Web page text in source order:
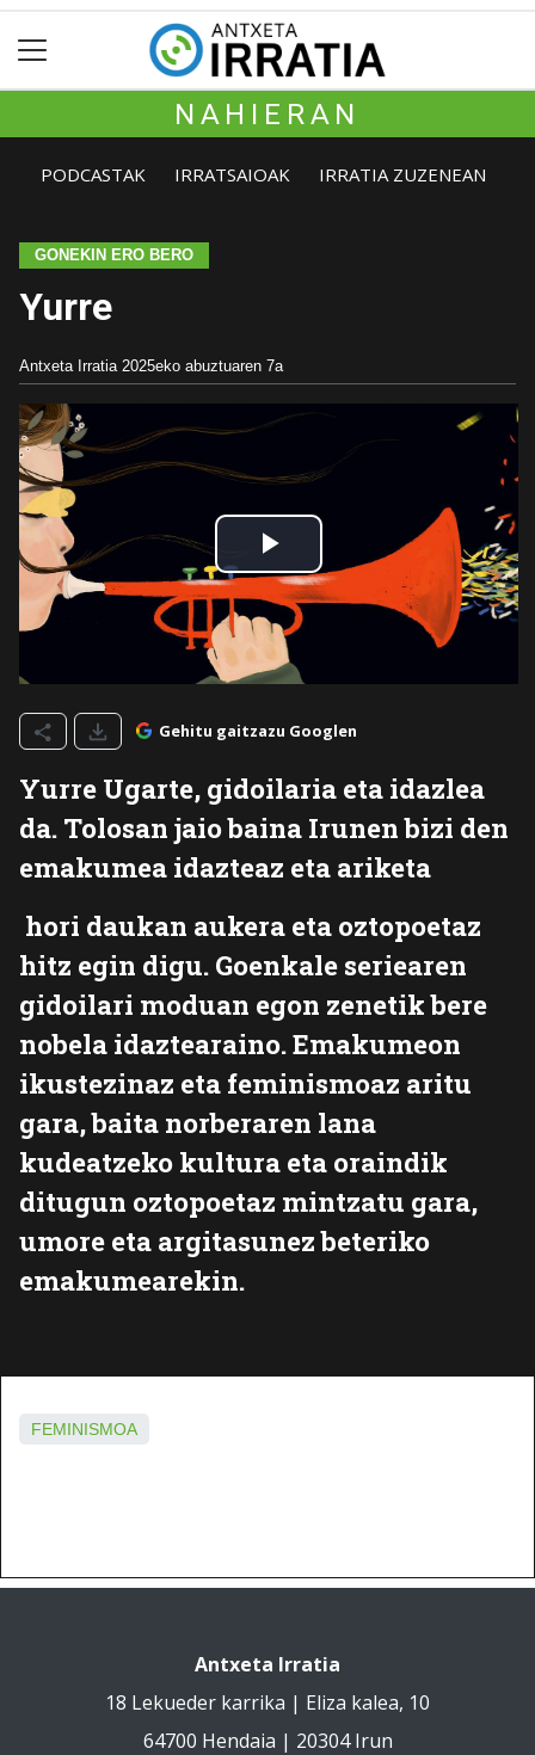
NAHIERAN
PODCASTAK IRRATSAIOAK IRRATIA ZUZENEAN
GONEKIN ERO BERO
Yurre
Antxeta Irratia 2025eko abuztuaren 7a
Gehitu gaitzazu Googlen
Yurre Ugarte, gidoilaria eta idazlea
da. Tolosan jaio baina Irunen bizi den
emakumea idazteaz eta ariketa
hori daukan aukera eta oztopoetaz
hitz egin digu. Goenkale seriearen
gidoilari moduan egon zenetik bere
nobela idaztearaino. Emakumeon
ikustezinaz eta feminismoaz aritu
gara, baita norberaren lana
kudeatzeko kultura eta oraindik
ditugun oztopoetaz mintzatu gara,
umore eta argitasunez beteriko
emakumearekin.
FEMINISMOA
Antxeta Irratia
18 Lekueder karrika | Eliza kalea, 10
64700 Hendaia | 20304 Irun